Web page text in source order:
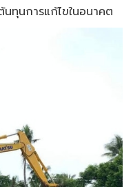
นทุนการแก้ไขในอนาคต